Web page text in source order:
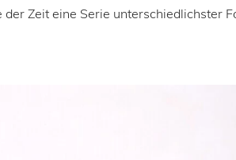
Zeit eine Serie unterschiedlichster